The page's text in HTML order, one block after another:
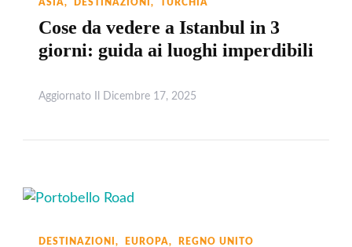
ASIA DESTINAZIONI TURCHIA
Cose da vedere a Istanbul in 3
giorni: guida ai luoghi imperdibili
Aggiornato Il Dicembre 17, 2025
DESTINAZIONI EUROPA REGNO UNITO